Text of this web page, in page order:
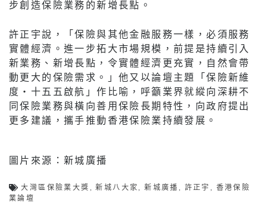
步創造保險業務的新增長點。
許正宇說，「保險與其他金融服務一樣，必須服務
實體經濟。進一步拓大市場規模，前提是持續引入
新業務、新增長點，令實體經濟更充實，自然會帶
動更大的保險需求。」他又以論壇主題「保險新維
度‧十五五啟航」作比喻，呼籲業界就縱向深耕不
同保險業務與橫向善用保險長期特性，向政府提出
更多建議，攜手推動香港保險業持續發展。
圖片來源：新城廣播
大灣區保險業大獎 ,新城八大家,新城廣播 , 許正宇 , 香港保險
業論壇